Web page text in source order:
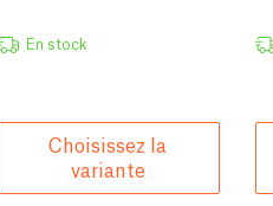
En stock
Choisissez la
variante